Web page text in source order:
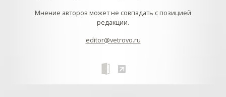
Мнение авторов может не совпадать с позицией
редакции.
editor@vetrovo.ru